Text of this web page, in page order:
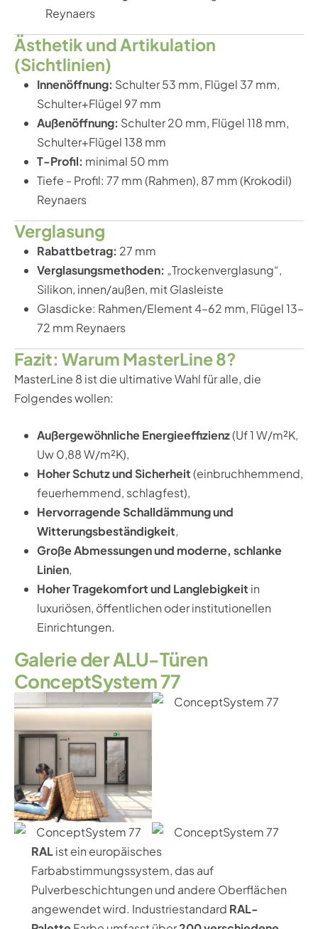
Reynaers
Ästhetik und Artikulation
(Sichtlinien)
Innenöffnung: Schulter 53 mm, Flügel 37 mm,
Schulter+Flügel 97 mm
Außenöffnung: Schulter 20 mm, Flügel 118 mm,
Schulter+Flügel 138 mm
T-Profil: minimal 50 mm
Tiefe - Profil: 77 mm (Rahmen), 87 mm (Krokodil)
Reynaers
Verglasung
Rabattbetrag: 27 mm
Verglasungsmethoden: „Trockenverglasung“,
Silikon, innen/außen, mit Glasleiste
Glasdicke: Rahmen/Element 4–62 mm, Flügel 13–
72 mm Reynaers
Fazit: Warum MasterLine 8?
MasterLine 8 ist die ultimative Wahl für alle, die
Folgendes wollen:
Außergewöhnliche Energieeffizienz(Uf 1 W/m²K,
Uw 0,88 W/m²K),
Hoher Schutz und Sicherheit(einbruchhemmend,
feuerhemmend, schlagfest),
Hervorragende Schalldämmung und
Witterungsbeständigkeit,
Große Abmessungen und moderne, schlanke
Linien,
Hoher Tragekomfort und Langlebigkeit in
luxuriösen, öffentlichen oder institutionellen
Einrichtungen.
GaleriederALU-Türen
ConceptSystem77
RAList ein europäisches
Farbabstimmungssystem, das auf
Pulverbeschichtungen und andere Oberflächen
angewendet wird. Industriestandard RAL-